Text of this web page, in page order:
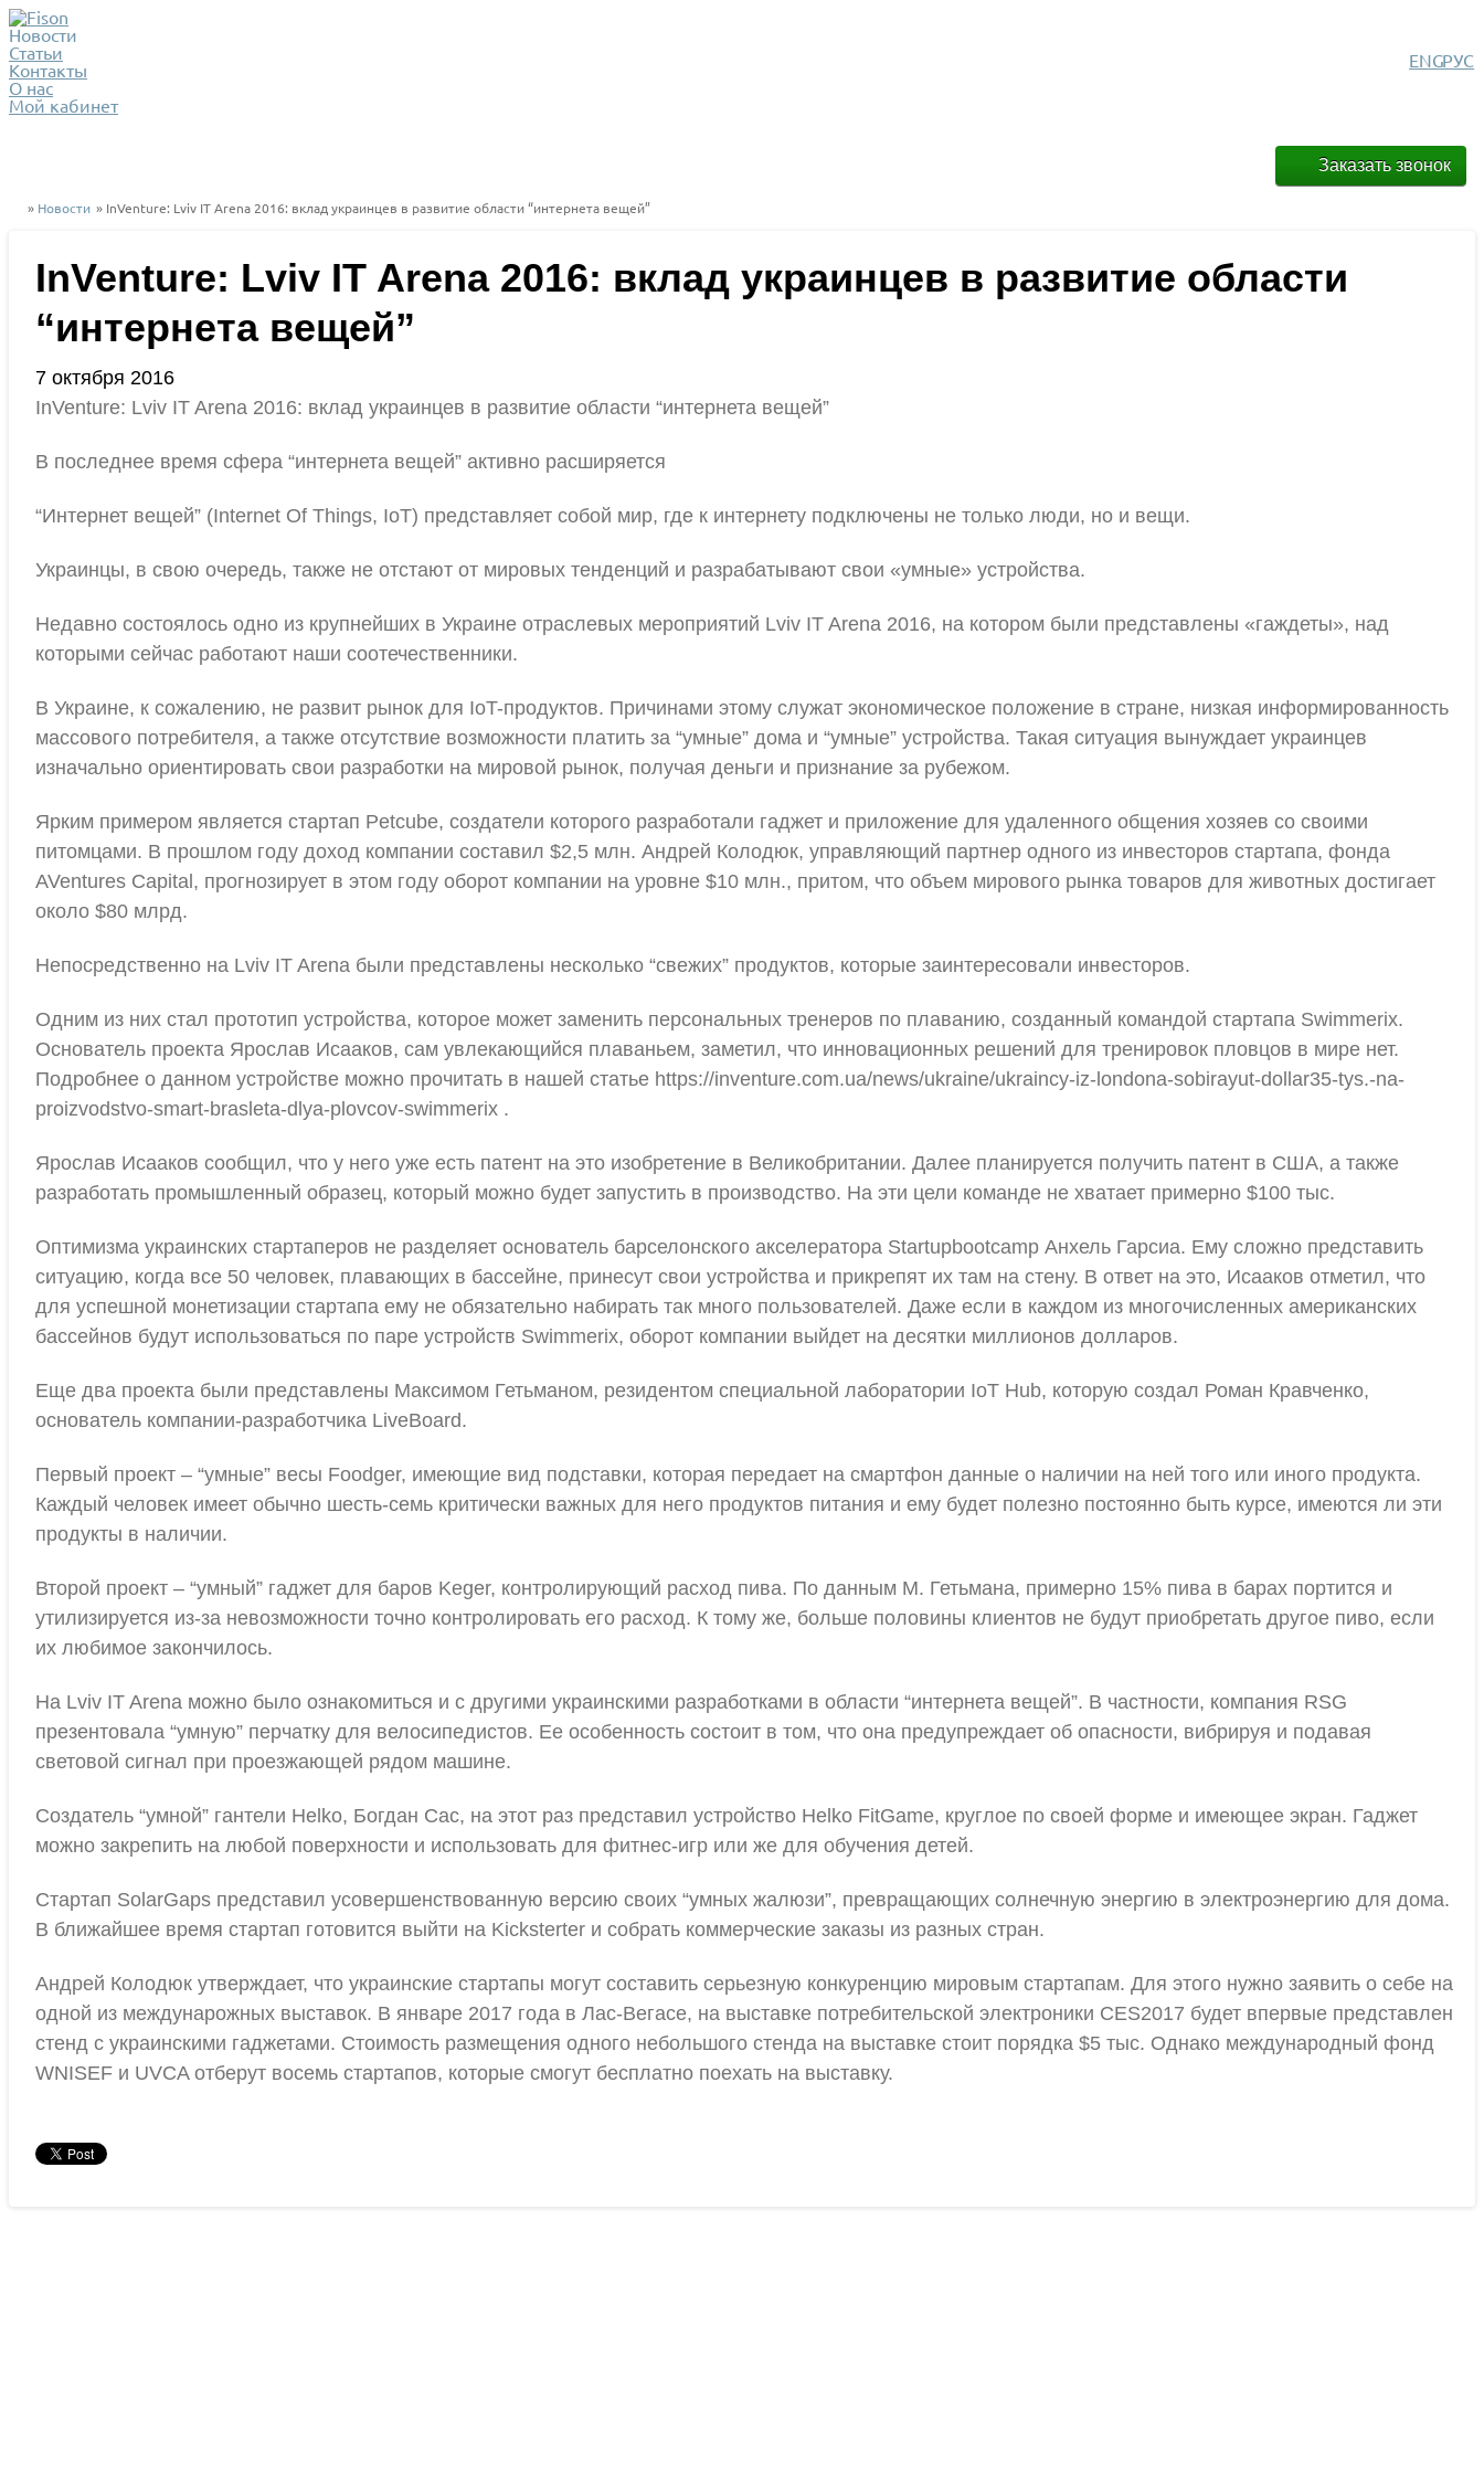
РУС
ENG
Новости
Статьи
Контакты
О нас
Мой кабинет
Заказать звонок
» Новости » InVenture: Lviv IT Arena 2016: вклад украинцев в развитие области “интернета вещей”
InVenture: Lviv IT Arena 2016: вклад украинцев в развитие области
“интернета вещей”
7 октября 2016
InVenture: Lviv IT Arena 2016: вклад украинцев в развитие области “интернета вещей”
В последнее время сфера “интернета вещей” активно расширяется
“Интернет вещей” (Internet Of Things, IoT) представляет собой мир, где к интернету подключены не только люди, но и вещи.
Украинцы, в свою очередь, также не отстают от мировых тенденций и разрабатывают свои «умные» устройства.
Недавно состоялось одно из крупнейших в Украине отраслевых мероприятий Lviv IT Arena 2016, на котором были представлены «гаждеты», над
которыми сейчас работают наши соотечественники.
В Украине, к сожалению, не развит рынок для IoT-продуктов. Причинами этому служат экономическое положение в стране, низкая информированность
массового потребителя, а также отсутствие возможности платить за “умные” дома и “умные” устройства. Такая ситуация вынуждает украинцев
изначально ориентировать свои разработки на мировой рынок, получая деньги и признание за рубежом.
Ярким примером является стартап Petcube, создатели которого разработали гаджет и приложение для удаленного общения хозяев со своими
питомцами. В прошлом году доход компании составил $2,5 млн. Андрей Колодюк, управляющий партнер одного из инвесторов стартапа, фонда
AVentures Capital, прогнозирует в этом году оборот компании на уровне $10 млн., притом, что объем мирового рынка товаров для животных достигает
около $80 млрд.
Непосредственно на Lviv IT Arena были представлены несколько “свежих” продуктов, которые заинтересовали инвесторов.
Одним из них стал прототип устройства, которое может заменить персональных тренеров по плаванию, созданный командой стартапа Swimmerix.
Основатель проекта Ярослав Исааков, сам увлекающийся плаваньем, заметил, что инновационных решений для тренировок пловцов в мире нет.
Подробнее о данном устройстве можно прочитать в нашей статье https://inventure.com.ua/news/ukraine/ukraincy-iz-londona-sobirayut-dollar35-tys.-na-
proizvodstvo-smart-brasleta-dlya-plovcov-swimmerix .
Ярослав Исааков сообщил, что у него уже есть патент на это изобретение в Великобритании. Далее планируется получить патент в США, а также
разработать промышленный образец, который можно будет запустить в производство. На эти цели команде не хватает примерно $100 тыс.
Оптимизма украинских стартаперов не разделяет основатель барселонского акселератора Startupbootcamp Анхель Гарсиа. Ему сложно представить
ситуацию, когда все 50 человек, плавающих в бассейне, принесут свои устройства и прикрепят их там на стену. В ответ на это, Исааков отметил, что
для успешной монетизации стартапа ему не обязательно набирать так много пользователей. Даже если в каждом из многочисленных американских
бассейнов будут использоваться по паре устройств Swimmerix, оборот компании выйдет на десятки миллионов долларов.
Еще два проекта были представлены Максимом Гетьманом, резидентом специальной лаборатории IoT Hub, которую создал Роман Кравченко,
основатель компании-разработчика LiveBoard.
Первый проект – “умные” весы Foodger, имеющие вид подставки, которая передает на смартфон данные о наличии на ней того или иного продукта.
Каждый человек имеет обычно шесть-семь критически важных для него продуктов питания и ему будет полезно постоянно быть курсе, имеются ли эти
продукты в наличии.
Второй проект – “умный” гаджет для баров Keger, контролирующий расход пива. По данным М. Гетьмана, примерно 15% пива в барах портится и
утилизируется из-за невозможности точно контролировать его расход. К тому же, больше половины клиентов не будут приобретать другое пиво, если
их любимое закончилось.
На Lviv IT Arena можно было ознакомиться и с другими украинскими разработками в области “интернета вещей”. В частности, компания RSG
презентовала “умную” перчатку для велосипедистов. Ее особенность состоит в том, что она предупреждает об опасности, вибрируя и подавая
световой сигнал при проезжающей рядом машине.
Создатель “умной” гантели Helko, Богдан Сас, на этот раз представил устройство Helko FitGame, круглое по своей форме и имеющее экран. Гаджет
можно закрепить на любой поверхности и использовать для фитнес-игр или же для обучения детей.
Стартап SolarGaps представил усовершенствованную версию своих “умных жалюзи”, превращающих солнечную энергию в электроэнергию для дома.
В ближайшее время стартап готовится выйти на Kicksterter и собрать коммерческие заказы из разных стран.
Андрей Колодюк утверждает, что украинские стартапы могут составить серьезную конкуренцию мировым стартапам. Для этого нужно заявить о себе на
одной из междунарожных выставок. В январе 2017 года в Лас-Вегасе, на выставке потребительской электроники CES2017 будет впервые представлен
стенд с украинскими гаджетами. Стоимость размещения одного небольшого стенда на выставке стоит порядка $5 тыс. Однако международный фонд
WNISEF и UVCA отберут восемь стартапов, которые смогут бесплатно поехать на выставку.